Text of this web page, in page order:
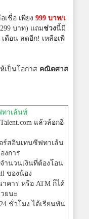
ชื่อ เพียง 999 บาท/เ
บาท) แถมช่วงนี้มี
ดือน ลดอีก! เหลือเพี
ป็นโอกาส คณิตศาส
าเล้นท์
แล้วล้อกอิ
สอินเทนซีฟทาเล้น
งการ
วนเงินที่ต้องโอน
ของน้อง
าร หรือ ATM ก็ได้
ยนะ
ชั่วโมง ได้เรียนทัน